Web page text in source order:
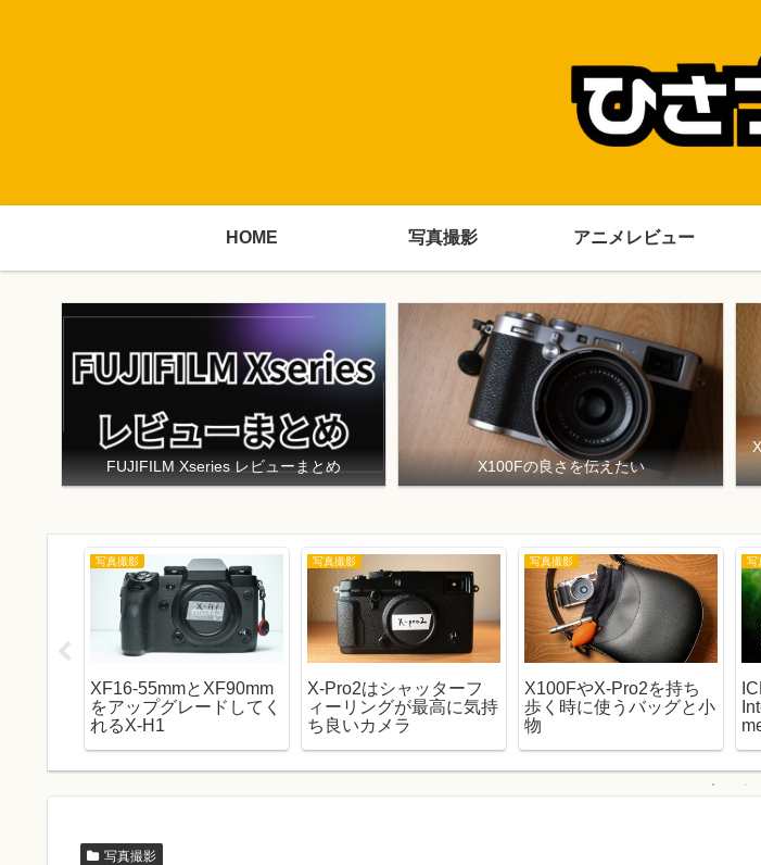
HOME 写真撮影 アニメレビュー
FUJIFILM Xseries レビューまとめ X100Fの良さを伝えたい
写真撮影
XF16-55mmとXF90mm
をアップグレードしてく
れるX-H1
写真撮影
X-Pro2はシャッターフ
ィーリングが最高に気持
ち良いカメラ
写真撮影
X100FやX-Pro2を持ち
歩く時に使うバッグと小
物
写
写真撮影